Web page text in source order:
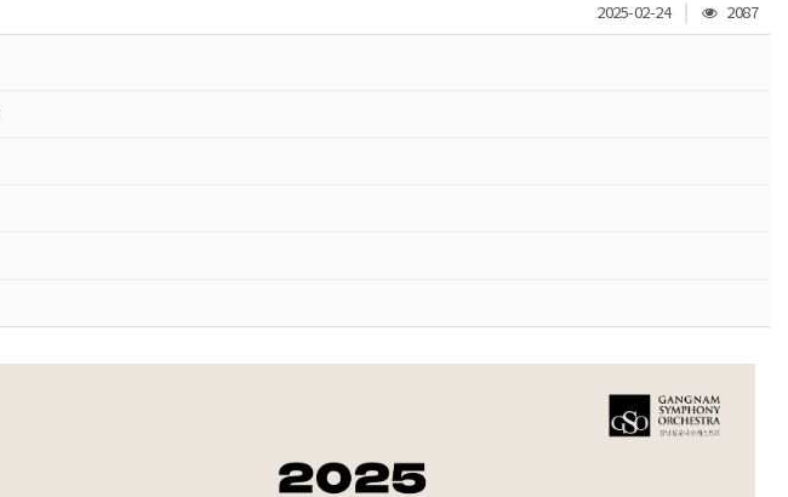
2025-02-24
조
회
2087